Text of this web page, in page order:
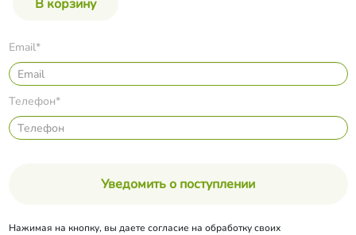
Email*
Телефон*
Уведомить о поступлении
Нажимая на кнопку, вы даете согласие на обработку своих